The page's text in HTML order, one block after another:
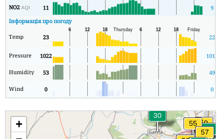
NO2AQI 11
9
Інформація про погоду
Temp 23 22
Pressure 1022 1019
Humidity 53 49
Wind 0 0
+